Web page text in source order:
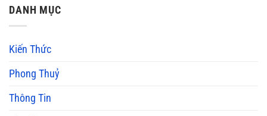
DANH MỤC
Kiến Thức
Phong Thuỷ
Thông Tin